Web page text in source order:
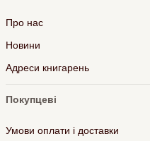
Про нас
Новини
Адреси книгарень
Покупцеві
Умови оплати і доставки